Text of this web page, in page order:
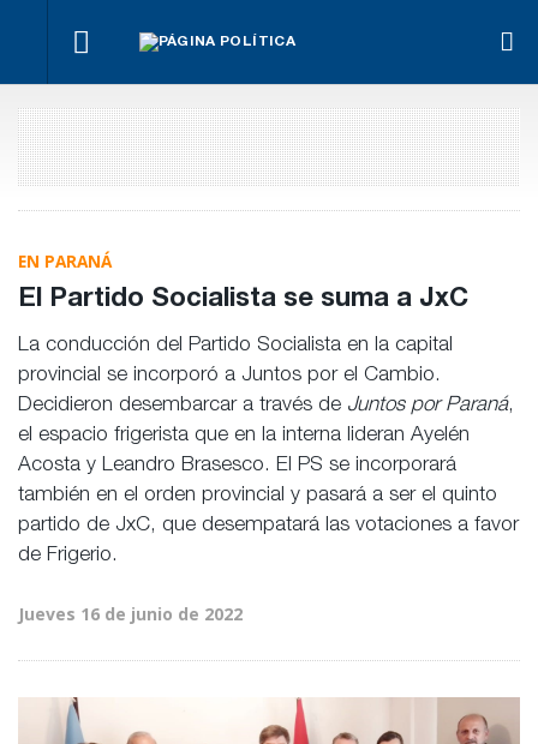
El
oficialismo
busca
proteger
la reforma
previsional
con el
Poder
Judicial?
Para Bahl, la
ley “despoja
al Estado de
herramientas”
para la
pública
empresarios
miden el
empleo
público y
privado
otra
de
EN PARANÁ
El Partido Socialista se suma a JxC
La conducción del Partido Socialista en la capital
provincial se incorporó a Juntos por el Cambio.
Decidieron desembarcar a través de Juntos por Paraná,
el espacio frigerista que en la interna lideran Ayelén
Acosta y Leandro Brasesco. El PS se incorporará
también en el orden provincial y pasará a ser el quinto
partido de JxC, que desempatará las votaciones a favor
de Frigerio.
Jueves 16 de junio de 2022